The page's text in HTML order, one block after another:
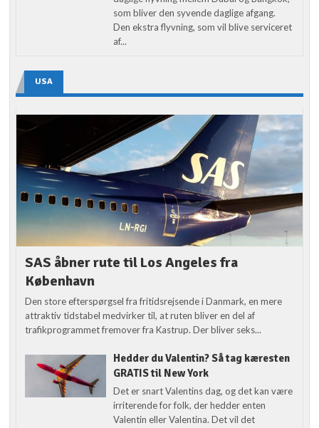
som bliver den syvende daglige afgang.
Den ekstra flyvning, som vil blive serviceret
af...
USA
SAS åbner rute til Los Angeles fra
København
Den store efterspørgsel fra fritidsrejsende i Danmark, en mere
attraktiv tidstabel medvirker til, at ruten bliver en del af
trafikprogrammet fremover fra Kastrup. Der bliver seks...
Hedder du Valentin? Så tag kæresten
GRATIS til New York
Det er snart Valentins dag, og det kan være
irriterende for folk, der hedder enten
Valentin eller Valentina. Det vil det